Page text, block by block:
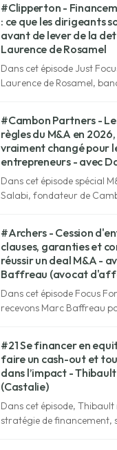
patrimoine.
#Clipperton -
: ce que les dirigeants
avant de lever de la
Laurence de Rosamel
Dans cet épisode Just
Laurence de Rosamel,
options disponibles, coûts,
et pièges à éviter.
#Cambon Partners -
règles du M&A en
vraiment changé pour
entrepreneurs - avec
Dans cet épisode spécial
Salabi, fondateur de
500 opérations M&A.
#Archers - Cession
clauses, garanties et
réussir un deal M&A -
Baffreau (avocat
Dans cet épisode Focus
recevons Marc Baffreau
#21 Se financer en
faire un cash-out et
dans l’impact -
(Castalie)
Dans cet épisode,
stratégie de financement,